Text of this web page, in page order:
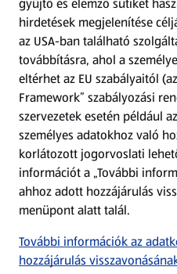
Árcsökkentés
Adattörlő alkalmazás
Szervizpont
(új oldalon nyílik meg)
Fedezz fel minket az
Töltsd le az ALDI
hirdetések megjelenítése
az USA-ban található
továbbításra, ahol a
eltérhet az EU szabályaitól
Framework” szabályozási
szervezetek esetén például
személyes adatokhoz való
korlátozott jogorvoslati
információt a „További
ahhoz adott hozzájárulás
menüpont alatt talál.
További információk az
hozzájárulás